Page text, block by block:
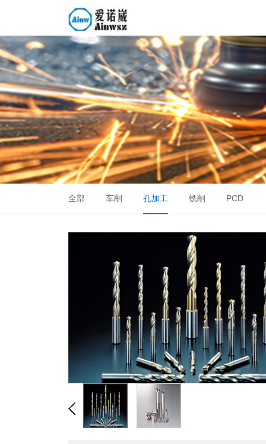
全部 车削 孔加工 铣削 PCD